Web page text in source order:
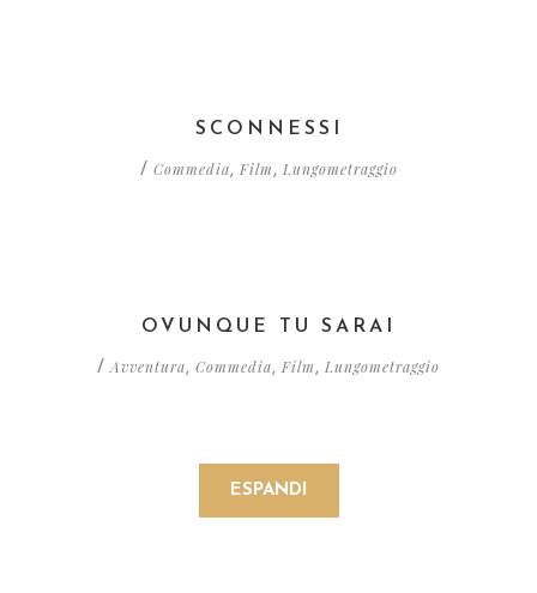
SCONNESSI
/ Commedia, Film , Lungometraggio
OVUNQUE TU SARAI
/Avventura, Commedia, Film , Lungometraggio
ESPANDI